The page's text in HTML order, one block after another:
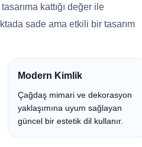
kattığı değer ile
sade ama etkili bir tasarım
Modern Kimlik
Çağdaş mimari ve dekorasyon
yaklaşımına uyum sağlayan
güncel bir estetik dil kullanır.